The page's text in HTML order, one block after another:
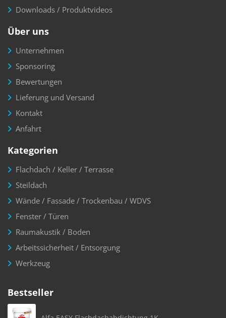
Downloads / Produktvideos
Über uns
Unternehmen
Sponsoring
Bewertungen
Lieferung und Versand
Kontakt
Anfahrt
Kategorien
Flachdach / Keller / Terrasse
Steildach
Wände / Fassade / Trockenbau / WDVS
Fenster / Türen
Raumakustik / Boden
Arbeitssicherheit / Entsorgung
Werkzeug
Bestseller